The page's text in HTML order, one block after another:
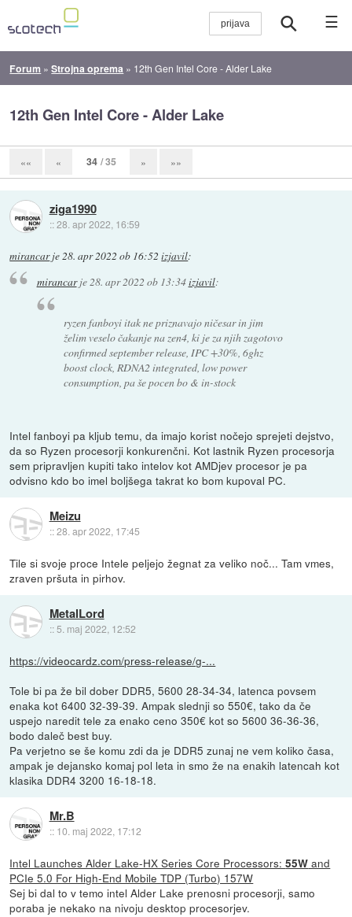
☰
Forum »Strojna oprema » 12th Gen Intel Core - Alder Lake
12th Gen Intel Core - Alder Lake
«« « 34 / 35 » »»
ziga1990
::28. apr 2022, 16:59
mirancarje28. apr 2022 ob 16:52 izjavil:
mirancarje28. apr 2022 ob 13:34izjavil:
ryzen fanboyi itak ne priznavajo ničesar in jim
želim veselo čakanje na zen4, ki je za njih zagotovo
confirmed september release, IPC +30%, 6ghz
boost clock, RDNA2 integrated, low power
consumption, pa še pocen bo & in-stock
Intel fanboyi pa kljub temu, da imajo korist nočejo sprejeti dejstvo,
da so Ryzen procesorji konkurenčni. Kot lastnik Ryzen procesorja
sem pripravljen kupiti tako intelov kot AMDjev procesor je pa
odvisno kdo bo imel boljšega takrat ko bom kupoval PC.
Meizu
::28. apr 2022, 17:45
Tile si svoje proce Intele peljejo žegnat za veliko noč... Tam vmes,
zraven pršuta in pirhov.
MetalLord
:: 5. maj 2022, 12:52
https://videocardz.com/press-release/g-...
Tole bi pa že bil dober DDR5, 5600 28-34-34, latenca povsem
enaka kot 6400 32-39-39. Ampak slednji so 550€, tako da če
uspejo naredit tele za enako ceno 350€ kot so 5600 36-36-36,
bodo daleč best buy.
Pa verjetno se še komu zdi da je DDR5 zunaj ne vem koliko časa,
ampak je dejansko komaj pol leta in smo že na enakih latencah kot
klasika DDR4 3200 16-18-18.
Mr.B
:: 10. maj 2022, 17:12
Intel Launches Alder Lake-HX Series Core Processors:55W and
PCIe 5.0 For High-End Mobile TDP (Turbo) 157W
Sej bi dal to v temo intel Alder Lake prenosni procesorji, samo
poraba je nekako na nivoju desktop procesorjev.